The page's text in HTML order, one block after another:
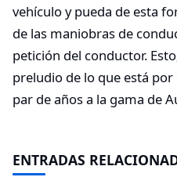
vehículo y pueda de esta
de las maniobras de
petición del conductor.
preludio de lo que está
par de años a la gama de
ENTRADAS